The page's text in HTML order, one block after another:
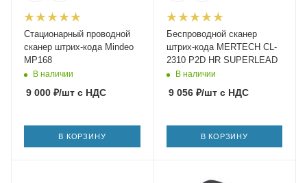
Стационарный проводной
сканер штрих-кода Mindeo
MP168
В наличии
9 000 ₽/шт с НДС
В КОРЗИНУ
Беспроводной сканер
штрих-кода MERTECH CL-
2310 P2D HR SUPERLEAD
В наличии
9 056₽/штс НДС
В КОРЗИНУ